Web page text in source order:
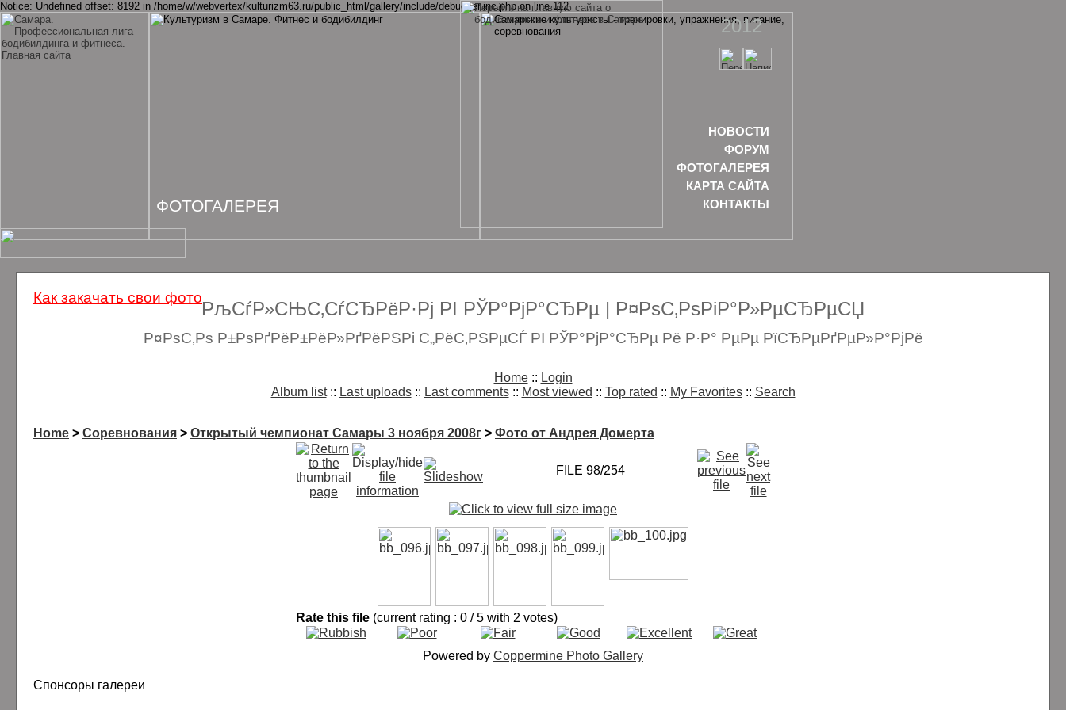
Notice: Undefined offset: 8192 in /home/w/webvertex/kulturizm63.ru/public_html/gallery/include/debugger.inc.php on line 112
РљСѓР»СЊС‚СѓСЂРёР·Рј РІ РЎР°РјР°СЂРµ | Р¤РѕС‚РѕРіР°Р»РµСЂРµСЏ
Р¤РѕС‚Рѕ Р±РѕРґРёР±РёР»РґРёРЅРі С„РёС‚РЅРµСЃ РІ РЎР°РјР°СЂРµ Рё Р·Р° РµРµ РїСЂРµРґРµР»Р°РјРё
Home:: Login
Album list:: Last uploads:: Last comments:: Most viewed :: Top rated :: My Favorites:: Search
Home > Соревнования > Открытый чемпионат Самары 3 ноября 2008г > Фото от Андрея Домерта
FILE 98/254
Rate this file (current rating : 0 / 5 with 2 votes)
Powered by Coppermine Photo Gallery
Спонсоры галереи
2012
НОВОСТИ
ФОРУМ
ФОТОГАЛЕРЕЯ
КАРТА САЙТА
КОНТАКТЫ
ФОТОГАЛЕРЕЯ
Как закачать свои фото